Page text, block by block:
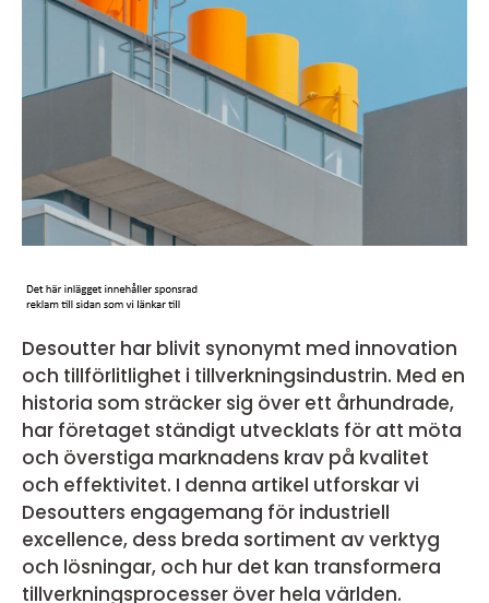
Desoutter har blivit synonymt med innovation
och tillförlitlighet i tillverkningsindustrin. Med en
historia som sträcker sig över ett århundrade,
har företaget ständigt utvecklats för att möta
och överstiga marknadens krav på kvalitet
och effektivitet. I denna artikel utforskar vi
Desoutters engagemang för industriell
excellence, dess breda sortiment av verktyg
och lösningar, och hur det kan transformera
tillverkningsprocesser över hela världen.